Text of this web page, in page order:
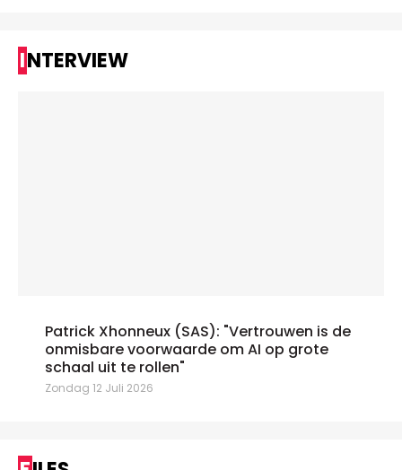
INTERVIEW
Patrick Xhonneux (SAS): "Vertrouwen is de
onmisbare voorwaarde om AI op grote
schaal uit te rollen"
Zondag 12 Juli 2026